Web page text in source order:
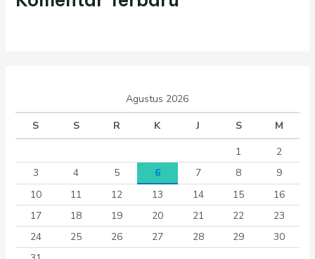
Agustus 2026
S
S R K J S
M
1
2
3
4 5 6 7 8
9
10
11 12 13 14 15
16
17
18 19 20 21 22
23
24
25 26 27 28 29
30